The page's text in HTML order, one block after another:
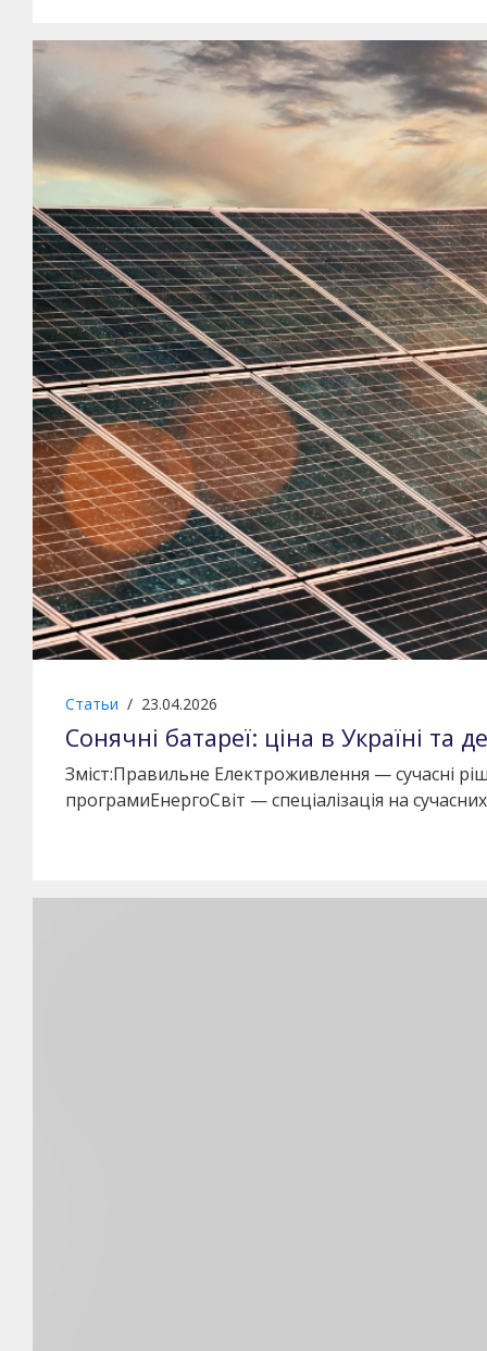
Статьи / 23.04.2026
Сонячні батареї: ціна в Україні та
Зміст:Правильне Електроживлення — сучасні
програмиЕнергоСвіт — спеціалізація на